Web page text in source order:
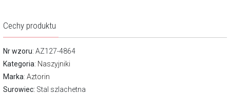
Cechy produktu
Nr wzoru: AZ127-4864
Kategoria: Naszyjniki
Marka: Aztorin
Surowiec: Stal szlachetna